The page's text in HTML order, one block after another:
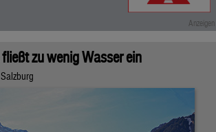
zu wenig Wasser ein